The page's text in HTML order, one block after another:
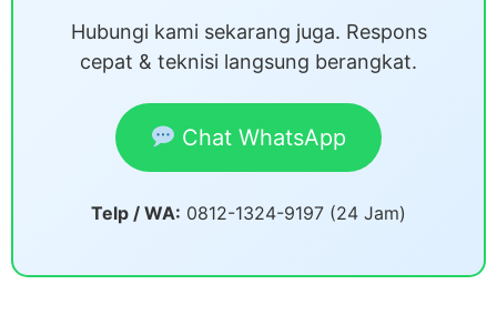
Hubungi kami sekarang juga. Respons
cepat & teknisi langsung berangkat.
Chat WhatsApp
Telp / WA: 0812-1324-9197 (24 Jam)